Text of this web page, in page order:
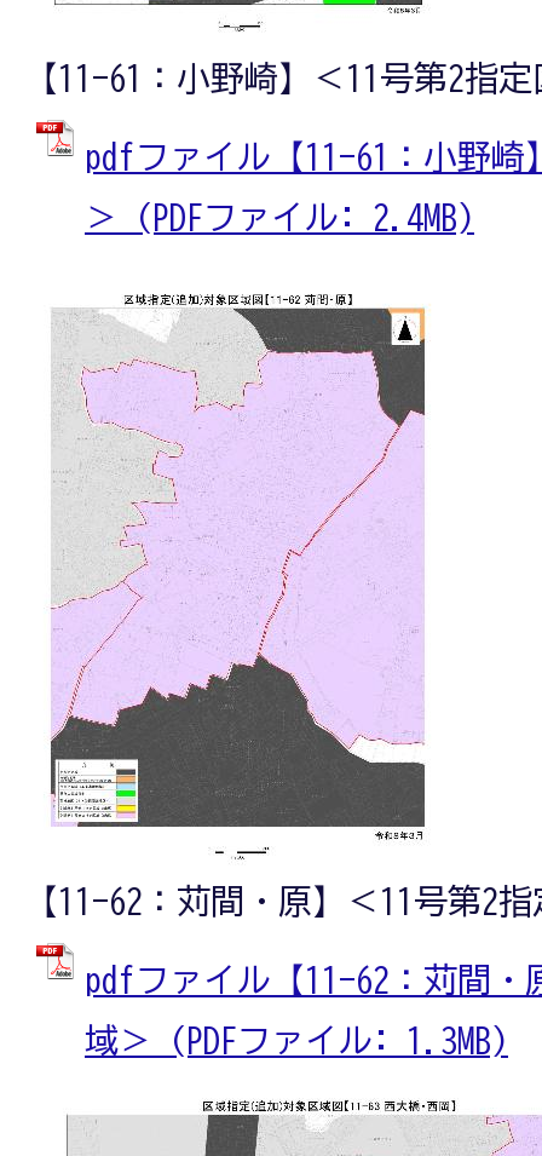
【11-61：小野崎】＜11号第2指
pdfファイル【11-61：小野崎
＞ (PDFファイル: 2.4MB)
【11-62：苅間・原】＜11号第2
pdfファイル【11-62：苅間・
域＞ (PDFファイル: 1.3MB)